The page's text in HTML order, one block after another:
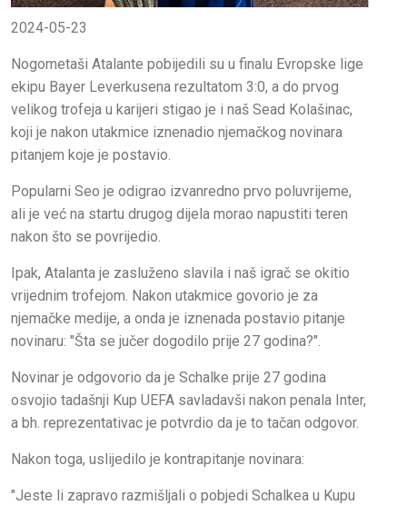
2024-05-23
Nogometaši Atalante pobijedili su u finalu Evropske lige
ekipu Bayer Leverkusena rezultatom 3:0, a do prvog
velikog trofeja u karijeri stigao je i naš Sead Kolašinac,
koji je nakon utakmice iznenadio njemačkog novinara
pitanjem koje je postavio.
Popularni Seo je odigrao izvanredno prvo poluvrijeme,
ali je već na startu drugog dijela morao napustiti teren
nakon što se povrijedio.
Ipak, Atalanta je zasluženo slavila i naš igrač se okitio
vrijednim trofejom. Nakon utakmice govorio je za
njemačke medije, a onda je iznenada postavio pitanje
novinaru: "Šta se jučer dogodilo prije 27 godina?".
Novinar je odgovorio da je Schalke prije 27 godina
osvojio tadašnji Kup UEFA savladavši nakon penala Inter,
a bh. reprezentativac je potvrdio da je to tačan odgovor.
Nakon toga, uslijedilo je kontrapitanje novinara:
"Jeste li zapravo razmišljali o pobjedi Schalkea u Kupu